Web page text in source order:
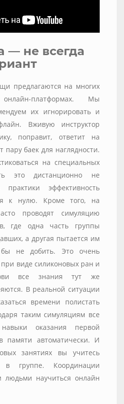
— не всегда
предлагаются на многих
онлайн-платформах. Мы
их игнорировать и
Вживую инструктор
поправит, ответит на
пару баек для наглядности.
на специальных
это дистанционно не
эффективность
к нулю. Кроме того, на
проводят симуляцию
где одна часть группы
а другая пытается им
не добить. Это очень
виде силиконовых ран и
все знания тут же
В реальной ситуации
времени полистать
таким симуляциям все
оказания первой
памяти автоматически. И
занятиях вы учитесь
в группе. Координации
людьми научиться онлайн